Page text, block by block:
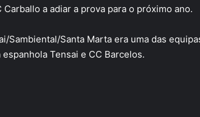
a adiar a prova para o próximo ano.
Sambiental/Santa Marta era uma das
Tensai e CC Barcelos.